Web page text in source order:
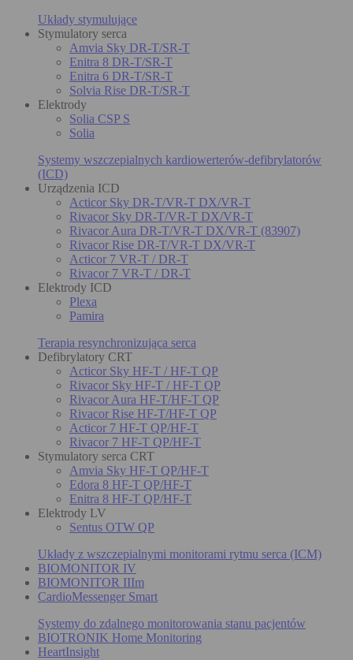
Układy stymulujące
Stymulatory serca
Amvia Sky DR-T/SR-T
Enitra 8 DR-T/SR-T
Enitra 6 DR-T/SR-T
Solvia Rise DR-T/SR-T
Elektrody
Solia CSP S
Solia
Systemy wszczepialnych kardiowerterów-defibrylatorów
(ICD)
Urządzenia ICD
Acticor Sky DR-T/VR-T DX/VR-T
Rivacor Sky DR-T/VR-T DX/VR-T
Rivacor Aura DR-T/VR-T DX/VR-T (83907)
Rivacor Rise DR-T/VR-T DX/VR-T
Acticor 7 VR-T / DR-T
Rivacor 7 VR-T / DR-T
Elektrody ICD
Plexa
Pamira
Terapia resynchronizująca serca
Defibrylatory CRT
Acticor Sky HF-T / HF-T QP
Rivacor Sky HF-T / HF-T QP
Rivacor Aura HF-T/HF-T QP
Rivacor Rise HF-T/HF-T QP
Acticor 7 HF-T QP/HF-T
Rivacor 7 HF-T QP/HF-T
Stymulatory serca CRT
Amvia Sky HF-T QP/HF-T
Edora 8 HF-T QP/HF-T
Enitra 8 HF-T QP/HF-T
Elektrody LV
Sentus OTW QP
Układy z wszczepialnymi monitorami rytmu serca (ICM)
BIOMONITOR IV
BIOMONITOR IIIm
CardioMessenger Smart
Systemy do zdalnego monitorowania stanu pacjentów
BIOTRONIK Home Monitoring
HeartInsight